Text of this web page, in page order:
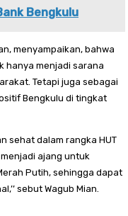
Bengkulu
menyampaikan, bahwa
hanya menjadi sarana
Tetapi juga sebagai
Bengkulu di tingkat
sehat dalam rangka HUT
ajang untuk
Putih, sehingga dapat
sebut Wagub Mian.